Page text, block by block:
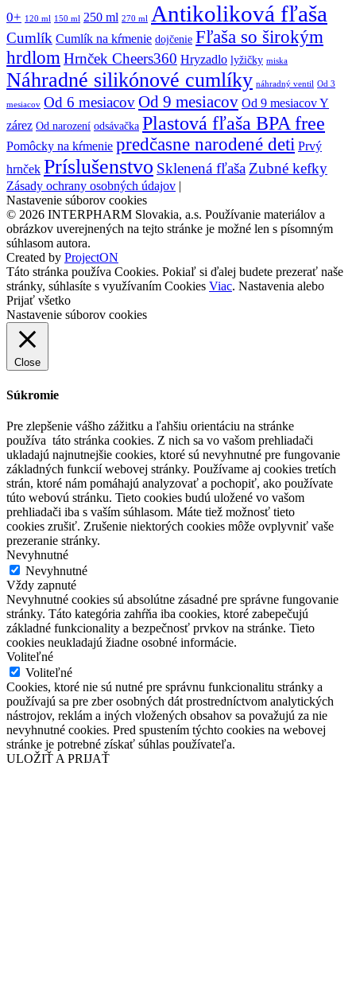
0+ 120 ml 150 ml 250 ml 270 ml Antikoliková fľaša
Cumlík Cumlík na kŕmenie dojčenie Fľaša so širokým
hrdlomHrnček Cheers360 Hryzadlo lyžičky miska
Náhradné silikónové cumlíky náhradný ventil Od 3
mesiacov Od 6 mesiacovOd 9 mesiacov Od 9 mesiacov Y
zárez Od narození odsávačka Plastová fľaša BPA free
Pomôcky na kŕmenie predčasne narodené deti Prvý
hrnček Príslušenstvo Sklenená fľaša Zubné kefky
Zásady ochrany osobných údajov |
Nastavenie súborov cookies
© 2026 INTERPHARM Slovakia, a.s. Používanie materiálov a
obrázkov uverejnených na tejto stránke je možné len s písomným
súhlasom autora.
Created by ProjectON
Táto stránka používa Cookies. Pokiaľ si ďalej budete prezerať naše
stránky, súhlasíte s využívaním Cookies Viac. Nastavenia alebo
Prijať všetko
Nastavenie súborov cookies
Close
Súkromie
Pre zlepšenie vášho zážitku a ľahšiu orientáciu na stránke
používa táto stránka cookies. Z nich sa vo vašom prehliadači
ukladajú najnutnejšie cookies, ktoré sú nevyhnutné pre fungovanie
základných funkcií webovej stránky. Používame aj cookies tretích
strán, ktoré nám pomáhajú analyzovať a pochopiť, ako používate
túto webovú stránku. Tieto cookies budú uložené vo vašom
prehliadači iba s vaším súhlasom. Máte tiež možnosť tieto
cookies zrušiť. Zrušenie niektorých cookies môže ovplyvniť vaše
prezeranie stránky.
Nevyhnutné
Nevyhnutné
Vždy zapnuté
Nevyhnutné cookies sú absolútne zásadné pre správne fungovanie
stránky. Táto kategória zahŕňa iba cookies, ktoré zabepečujú
základné funkcionality a bezpečnosť prvkov na stránke. Tieto
cookies neukladajú žiadne osobné informácie.
Voliteľné
Voliteľné
Cookies, ktoré nie sú nutné pre správnu funkcionalitu stránky a
používajú sa pre zber osobných dát prostredníctvom analytických
nástrojov, reklám a iných vložených obsahov sa považujú za nie
nevyhnutné cookies. Pred spustením týchto cookies na webovej
stránke je potrebné získať súhlas používateľa.
ULOŽIŤ A PRIJAŤ